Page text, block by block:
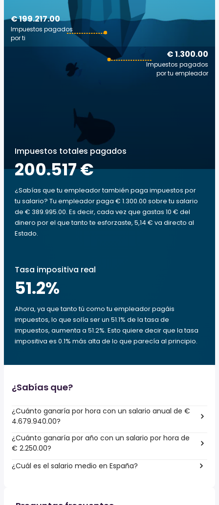
€ 1.300.00
Impuestos pagados
por tu empleador
€ 199.217.00
Impuestos pagados
por ti
Impuestos totales pagados
200.517 €
¿Sabías que tu empleador también paga impuestos por
tu salario? Tu empleador paga € 1.300.00 sobre tu salario
de € 389.995.00. Es decir, cada vez que gastas 10 € del
dinero por el que tanto te esforzaste, 5,14 € va directo al
Estado.
Tasa impositiva real
51.2%
Ahora, ya que tanto tú como tu empleador pagáis
impuestos, lo que solía ser un 51.1% de la tasa de
impuestos, aumenta a 51.2%. Esto quiere decir que la tasa
impositiva es 0.1% más alta de lo que parecía al principio.
¿Sabías que?
¿Cuánto ganaría por hora con un salario anual de €
4.679.940.00?
¿Cuánto ganaría por año con un salario por hora de
€ 2.250.00?
¿Cuál es el salario medio en España?